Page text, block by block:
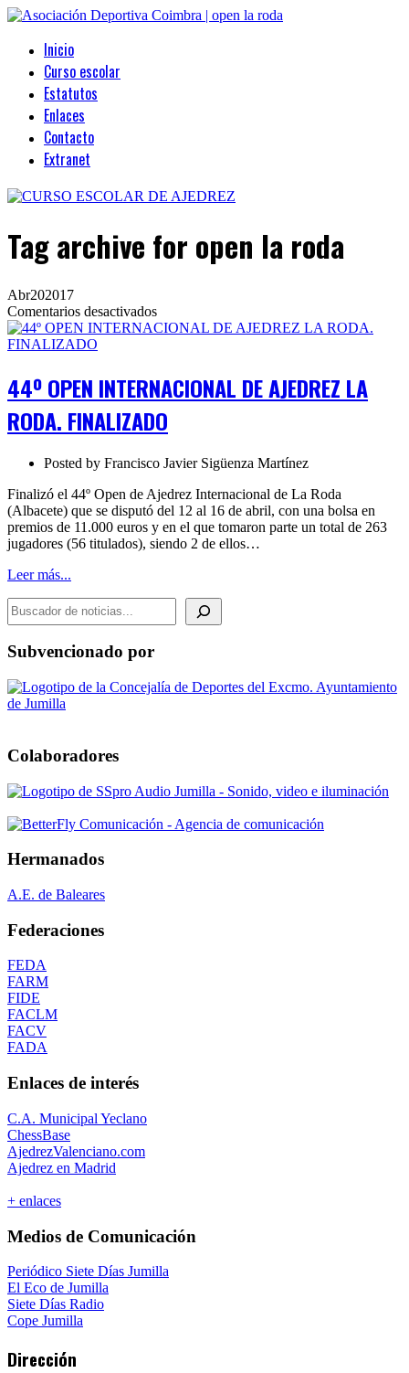
Inicio
Curso escolar
Estatutos
Enlaces
Contacto
Extranet
Tag archive for open la roda
Abr202017
Comentarios desactivadosen
44º
AJEDREZ
RODA.
44º OPEN INTERNACIONAL DE AJEDREZ LA
RODA. FINALIZADO
Posted by Francisco Javier Sigüenza Martínez
Finalizó el 44º Open de Ajedrez Internacional de La Roda
(Albacete) que se disputó del 12 al 16 de abril, con una bolsa en
premios de 11.000 euros y en el que tomaron parte un total de 263
jugadores (56 titulados), siendo 2 de ellos…
Leer más...
BUSCADOR DE NOTICIAS
Subvencionado por
Colaboradores
Hermanados
A.E. de Baleares
Federaciones
FEDA
FARM
FIDE
FACLM
FACV
FADA
Enlaces de interés
C.A. Municipal Yeclano
ChessBase
AjedrezValenciano.com
Ajedrez en Madrid
+ enlaces
Medios de Comunicación
Periódico Siete Días Jumilla
El Eco de Jumilla
Siete Días Radio
Cope Jumilla
Dirección